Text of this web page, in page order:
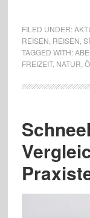
FILED UNDER:
REISEN REISEN
TAGGED WITH:
FREIZEIT, NATUR